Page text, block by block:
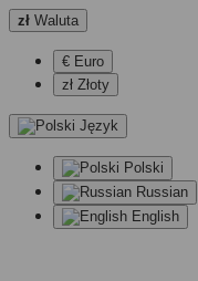
zł Waluta
€ Euro
zł Złoty
Język
Polski
Russian
English